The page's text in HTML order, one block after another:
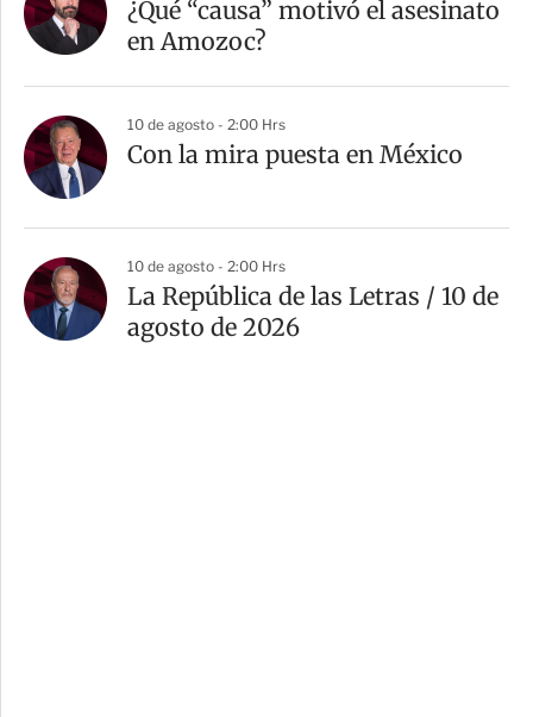
¿Qué “causa” motivó el asesinato
en Amozoc?
10 de agosto - 2:00 Hrs
Con la mira puesta en México
10 de agosto - 2:00 Hrs
La República de las Letras / 10 de
agosto de 2026